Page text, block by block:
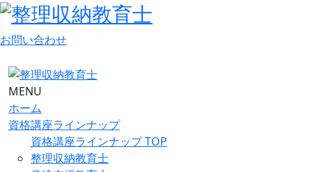
お問い合わせ
MENU
ホーム
資格講座ラインナップ
資格講座ラインナップ TOP
整理収納教育士